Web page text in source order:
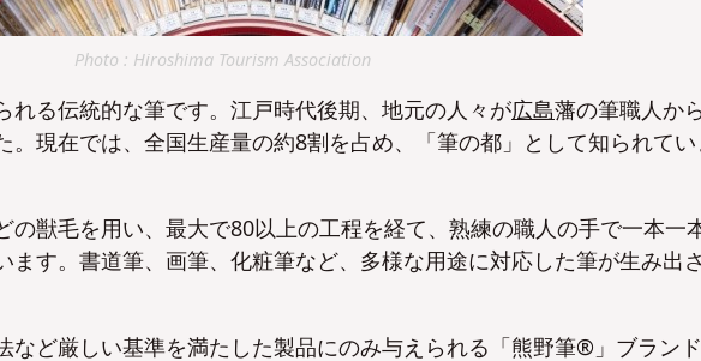
Photo : Hiroshima Tourism Association
れる伝統的な筆です。江戸時代後期、地元の人々が広島藩の筆職人か
。現在では、全国生産量の約8割を占め、「筆の都」として知られて
の獣毛を用い、最大で80以上の工程を経て、熟練の職人の手で一本一
ます。書道筆、画筆、化粧筆など、多様な用途に対応した筆が生み出
など厳しい基準を満たした製品にのみ与えられる「熊野筆®」ブラン